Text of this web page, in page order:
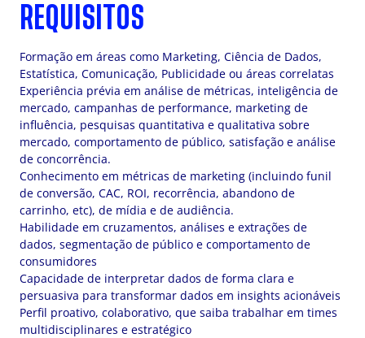
REQUISITOS
Formação em áreas como Marketing, Ciência de Dados,
Estatística, Comunicação, Publicidade ou áreas correlatas
Experiência prévia em análise de métricas, inteligência de
mercado, campanhas de performance, marketing de
influência, pesquisas quantitativa e qualitativa sobre
mercado, comportamento de público, satisfação e análise
de concorrência.
Conhecimento em métricas de marketing (incluindo funil
de conversão, CAC, ROI, recorrência, abandono de
carrinho, etc), de mídia e de audiência.
Habilidade em cruzamentos, análises e extrações de
dados, segmentação de público e comportamento de
consumidores
Capacidade de interpretar dados de forma clara e
persuasiva para transformar dados em insights acionáveis
Perfil proativo, colaborativo, que saiba trabalhar em times
multidisciplinares e estratégico